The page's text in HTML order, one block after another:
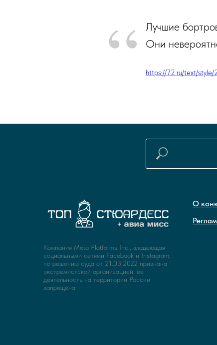
“
Лучшие
Они
https://72.ru/text/
Компания Meta Platforms Inc., владеющая
социальными сетями Facebook и Instagram,
по решению суда от 21.03.2022 признана
экстремистской организацией, ее
деятельность на территории России
запрещена
О